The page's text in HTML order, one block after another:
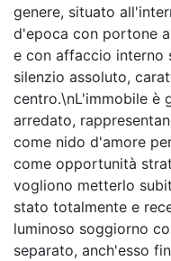
genere, situato
d'epoca con portone
e con affaccio interno
silenzio assoluto,
centro.\nL'immobile è
arredato,
come nido d'amore
come opportunità
vogliono metterlo
stato totalmente e
luminoso soggiorno
separato, anch'esso